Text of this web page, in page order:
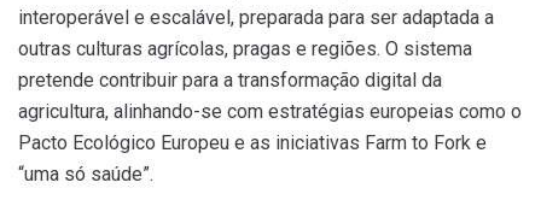
interoperável e escalável, preparada para ser adaptada a
outras culturas agrícolas, pragas e regiões. O sistema
pretende contribuir para a transformação digital da
agricultura, alinhando-se com estratégias europeias como o
Pacto Ecológico Europeu e as iniciativas Farm to Fork e
“uma só saúde”.